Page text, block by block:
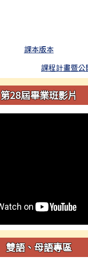
課本版本
課程計畫暨公
第28屆畢業班影片
雙語、母語專區